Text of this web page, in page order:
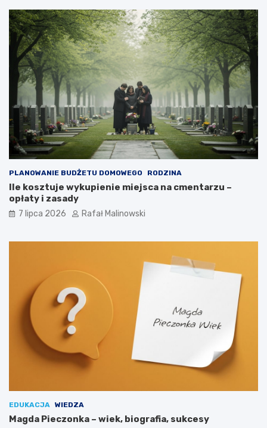
PLANOWANIE BUDŻETU DOMOWEGO RODZINA
Ile kosztuje wykupienie miejsca na cmentarzu –
opłaty i zasady
7 lipca 2026 Rafał Malinowski
EDUKACJA WIEDZA
Magda Pieczonka – wiek, biografia, sukcesy